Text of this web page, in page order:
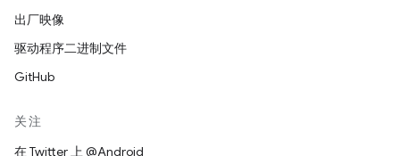
出厂映像
驱动程序二进制文件
GitHub
关注
在 Twitter 上 @Android